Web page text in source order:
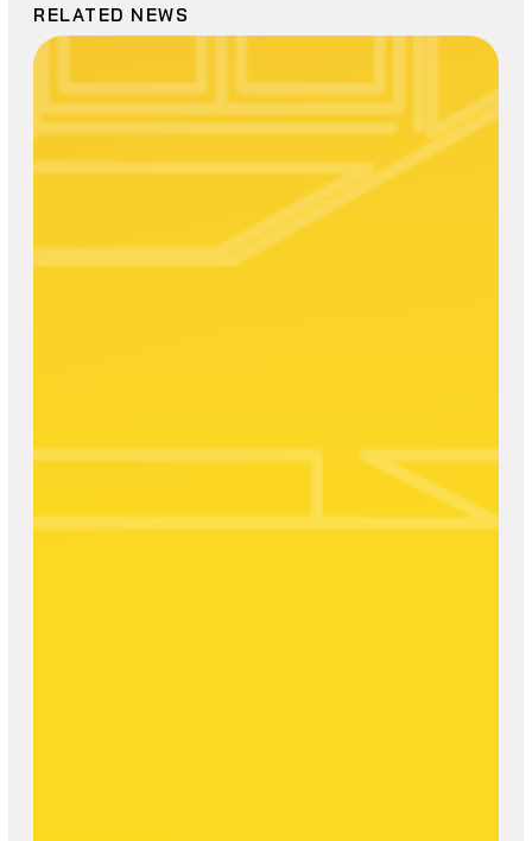
RELATED NEWS